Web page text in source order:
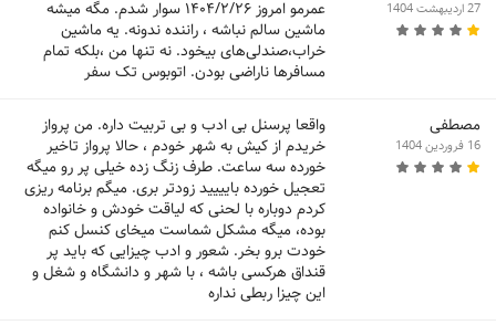
27 اردیبهشت 1404
عمرمو امروز ۱۴۰۴/۲/۲۶ سوار شدم. مگه میشه
ماشین سالم نباشه ، راننده ندونه. یه ماشین
خراب،صندلی‌های بیخود. نه تنها من ،بلکه تمام
مسافرها ناراضی بودن. اتوبوس تک سفر
مصطفی
16 فروردین 1404
واقعا پرسنل بی ادب و بی تربیت داره. من پرواز
خریدم از کیش به شهر خودم ، حالا پرواز تاخیر
خورده سه ساعت. طرف زنگ زده خیلی پر رو میگه
تعجیل خورده بایییید زودتر بری. میگم برنامه ریزی
کردم دوباره با لحنی که لیاقت خودش و خانواده
بوده، میگه مشکل شماست میخای کنسل کنم
خودت برو بخر. شعور و ادب چیزایی که باید پر
قنداق هرکسی باشه ، با شهر و دانشگاه و شغل و
این چیزا ربطی نداره